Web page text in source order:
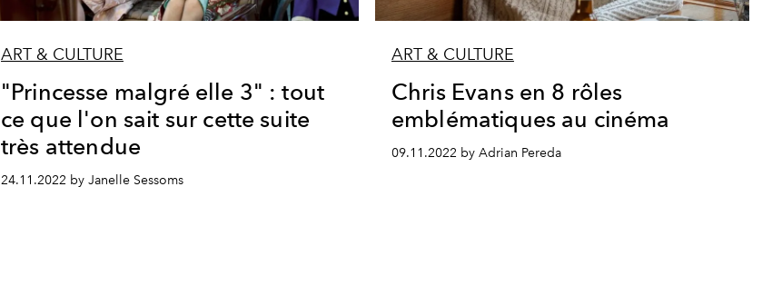
ART & CULTURE
"Princesse malgré elle 3" : tout
ce que l'on sait sur cette suite
très attendue
24.11.2022 by Janelle Sessoms
ART & CULTURE
Chris Evans en 8 rôles
emblématiques au cinéma
09.11.2022 by Adrian Pereda